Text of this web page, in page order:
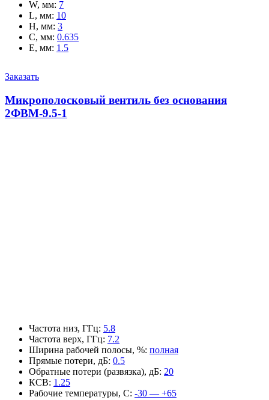
W, мм: 7
L, мм: 10
H, мм: 3
C, мм: 0.635
E, мм: 1.5
Заказать
Микрополосковый вентиль без основания
2ФВМ-9.5-1
Частота низ, ГГц: 5.8
Частота верх, ГГц: 7.2
Ширина рабочей полосы, %: полная
Прямые потери, дБ: 0.5
Обратные потери (развязка), дБ: 20
КСВ: 1.25
Рабочие температуры, С: -30 — +65